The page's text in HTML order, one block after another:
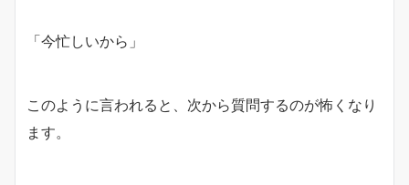
「今忙しいから」
このように言われると、次から質問するのが怖くなり
ます。